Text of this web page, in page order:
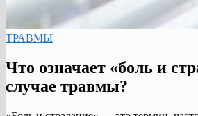
ТРАВМЫ
Что означает «боль и
случае травмы?